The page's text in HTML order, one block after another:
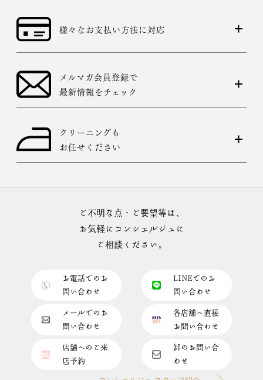
様々なお支払い方法に対応
メルマガ会員登録で
最新情報をチェック
クリーニングも
お任せください
ご不明な点・ご要望等は、
お気軽にコンシェルジュに
ご相談ください。
お電話でのお
問い合わせ
LINEでのお
問い合わせ
メールでのお
問い合わせ
各店舗へ直接
お問い合わせ
店舗へのご来
店予約
卸のお問い合
わせ